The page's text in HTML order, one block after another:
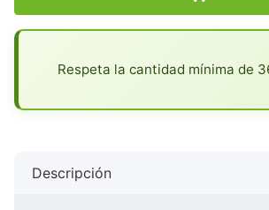
Respeta la cantidad mínima de
Descripción